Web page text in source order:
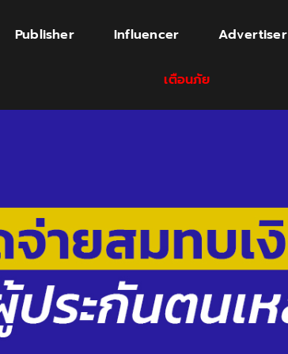
Publisher Influencer Advertiser
เตือนภัย